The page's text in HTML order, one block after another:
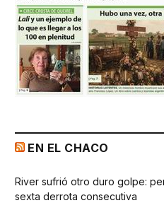
EN EL CHACO
River sufrió otro duro golpe:
sexta derrota consecutiva